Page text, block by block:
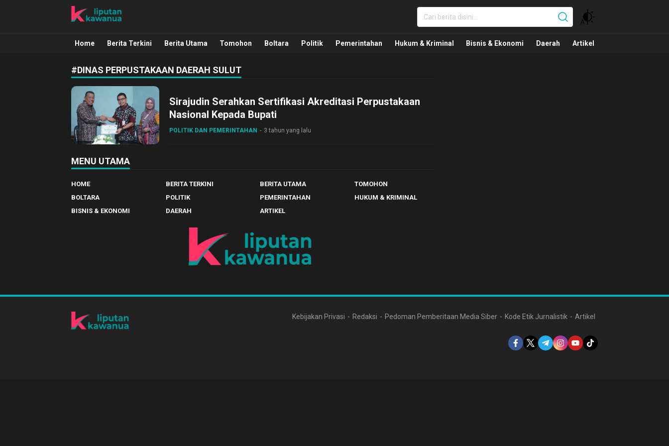
Liputan Kawanua
Berita Manado, Sulawesi Utara, Kawanua, Politik, Pemerintahan, Hukum Kriminal dan Nasional
Home Berita Terkini Berita Utama Tomohon Boltara Politik Pemerintahan Hukum & Kriminal Bisnis & Ekonomi Daerah Artikel
#DINAS PERPUSTAKAAN DAERAH SULUT
Sirajudin Serahkan Sertifikasi Akreditasi Perpustakaan
Nasional Kepada Bupati
POLITIK DAN PEMERINTAHAN 3 tahun yang lalu
MENU UTAMA
HOME BERITA TERKINI BERITA UTAMA
TOMOHON
BOLTARA
POLITIK PEMERINTAHAN
HUKUM & KRIMINAL
BISNIS & EKONOMI
DAERAH ARTIKEL
Kebijakan Privasi Redaksi Pedoman Pemberitaan Media Siber Kode Etik Jurnalistik Artikel